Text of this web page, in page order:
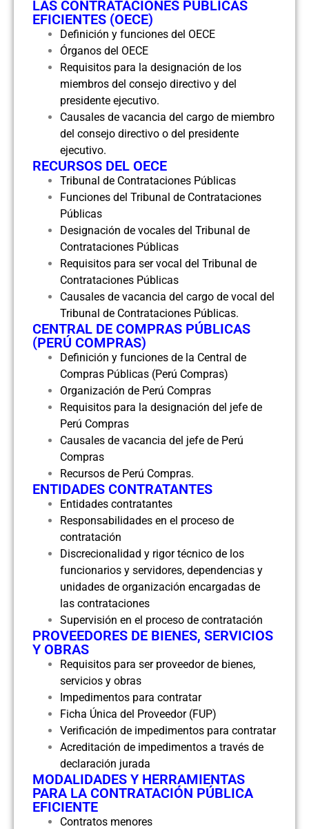
LAS CONTRATACIONES PÚBLICAS
EFICIENTES (OECE)
Definición y funciones del OECE
Órganos del OECE
Requisitos para la designación de los
miembros del consejo directivo y del
presidente ejecutivo.
Causales de vacancia del cargo de miembro
del consejo directivo o del presidente
ejecutivo.
RECURSOS DEL OECE
Tribunal de Contrataciones Públicas
Funciones del Tribunal de Contrataciones
Públicas
Designación de vocales del Tribunal de
Contrataciones Públicas
Requisitos para ser vocal del Tribunal de
Contrataciones Públicas
Causales de vacancia del cargo de vocal del
Tribunal de Contrataciones Públicas.
CENTRAL DE COMPRAS PÚBLICAS
(PERÚ COMPRAS)
Definición y funciones de la Central de
Compras Públicas (Perú Compras)
Organización de Perú Compras
Requisitos para la designación del jefe de
Perú Compras
Causales de vacancia del jefe de Perú
Compras
Recursos de Perú Compras.
ENTIDADES CONTRATANTES
Entidades contratantes
Responsabilidades en el proceso de
contratación
Discrecionalidad y rigor técnico de los
funcionarios y servidores, dependencias y
unidades de organización encargadas de
las contrataciones
Supervisión en el proceso de contratación
PROVEEDORES DE BIENES, SERVICIOS
Y OBRAS
Requisitos para ser proveedor de bienes,
servicios y obras
Impedimentos para contratar
Ficha Única del Proveedor (FUP)
Verificación de impedimentos para contratar
Acreditación de impedimentos a través de
declaración jurada
MODALIDADES Y HERRAMIENTAS
PARA LA CONTRATACIÓN PÚBLICA
EFICIENTE
Contratos menores